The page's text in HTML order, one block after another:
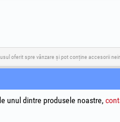
oferit spre vânzare și pot conține accesorii
Legături Utile
Termeni si condiții
unul dintre produsele noastre,